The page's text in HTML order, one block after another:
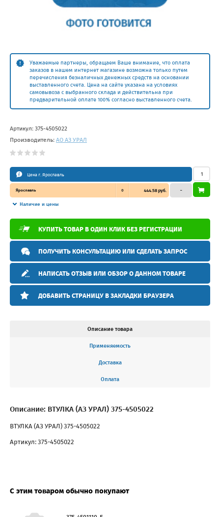
Уважаемые партнеры, обращаем Ваше внимание, что оплата
заказов в нашем интернет магазине возможна только путем
перечисления безналичных денежных средств на основании
выставленного счета. Цена на сайте указана на условиях
самовывоза с выбранного склада и действительна при
предварительной оплате 100% согласно выставленного счета.
Артикул: 375-4505022
Производитель: АО АЗ УРАЛ
Цена г. Ярославль
Ярославль 0 444.58 руб.
Наличие и цены
–
КУПИТЬ ТОВАР В ОДИН КЛИК БЕЗ РЕГИСТРАЦИИ
ПОЛУЧИТЬ КОНСУЛЬТАЦИЮ ИЛИ СДЕЛАТЬ ЗАПРОС
НАПИСАТЬ ОТЗЫВ ИЛИ ОБЗОР О ДАННОМ ТОВАРЕ
ДОБАВИТЬ СТРАНИЦУ В ЗАКЛАДКИ БРАУЗЕРА
Описание товара
Применяемость
Доставка
Оплата
Описание: ВТУЛКА (АЗ УРАЛ) 375-4505022
ВТУЛКА (АЗ УРАЛ) 375-4505022
Артикул: 375-4505022
С этим товаром обычно покупают